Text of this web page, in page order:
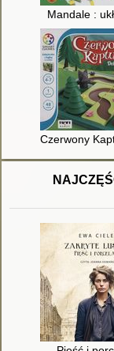
Mandale :
Czerwony